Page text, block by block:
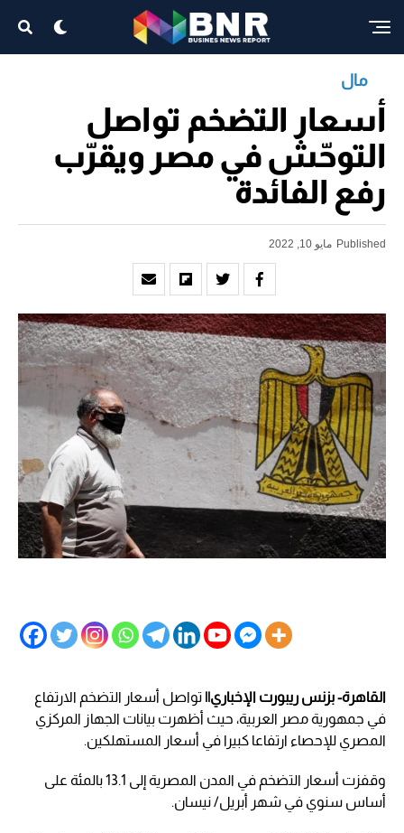
مال
أسعار التضخم تواصل
التوحّش في مصر ويقرّب
رفع الفائدة
Published مايو 10, 2022
القاهرة- بزنس ريبورت الإخباري|| تواصل أسعار التضخم الارتفاع
في جمهورية مصر العربية، حيث أظهرت بيانات الجهاز المركزي
المصري للإحصاء ارتفاعا كبيرا في أسعار المستهلكين.
وقفزت أسعار التضخم في المدن المصرية إلى 13.1 بالمئة على
أساس سنوي في شهر أبريل/ نيسان.